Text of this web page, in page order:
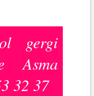
gergi
Asma
32 37